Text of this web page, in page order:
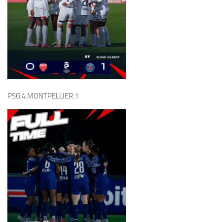
STRASBOURG 1 PSG 2
NANTES 1 PSG 6